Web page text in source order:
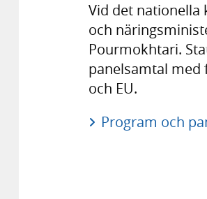
Vid det
och
Pourmokhtari.
panelsamtal med
och EU.
Program och